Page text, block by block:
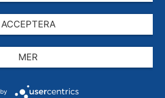
ACCEPTERA
MER